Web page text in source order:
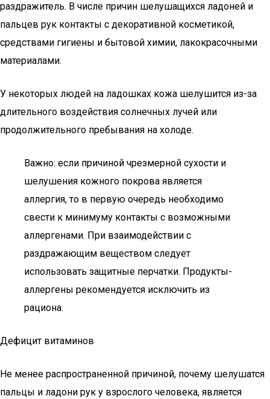
раздражитель. В числе причин шелушащихся ладоней и
пальцев рук контакты с декоративной косметикой,
средствами гигиены и бытовой химии, лакокрасочными
материалами.
У некоторых людей на ладошках кожа шелушится из-за
длительного воздействия солнечных лучей или
продолжительного пребывания на холоде.
Важно: если причиной чрезмерной сухости и
шелушения кожного покрова является
аллергия, то в первую очередь необходимо
свести к минимуму контакты с возможными
аллергенами. При взаимодействии с
раздражающим веществом следует
использовать защитные перчатки. Продукты-
аллергены рекомендуется исключить из
рациона.
Дефицит витаминов
Не менее распространенной причиной, почему шелушатся
пальцы и ладони рук у взрослого человека, является